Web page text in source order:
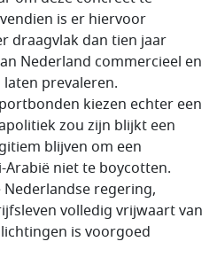
is er hiervoor
draagvlak dan tien jaar
Nederland commercieel en
prevaleren.
kiezen echter een
zou zijn blijkt een
blijven om een
Arabië niet te boycotten.
regering,
volledig vrijwaart van
is voorgoed